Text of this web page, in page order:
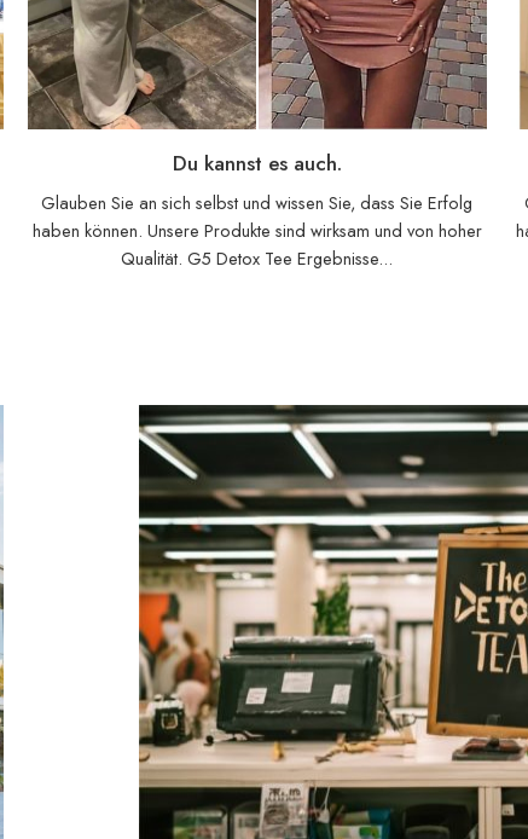
Du kannst es auch.
Glauben Sie an sich selbst und wissen Sie, dass Sie Erfolg
haben können. Unsere Produkte sind wirksam und von hoher
Qualität. G5 Detox Tee Ergebnisse...